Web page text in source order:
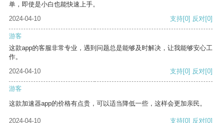
单，即使是小白也能快速上手。
2024-04-10
支持[0] 反对[0]
游客
这款app的客服非常专业，遇到问题总是能够及时解决，让我能够安心工
作。
2024-04-10
支持[0] 反对[0]
游客
这款加速器app的价格有点贵，可以适当降低一些，这样会更加亲民。
2024-04-10 支持[0] 反对[0]